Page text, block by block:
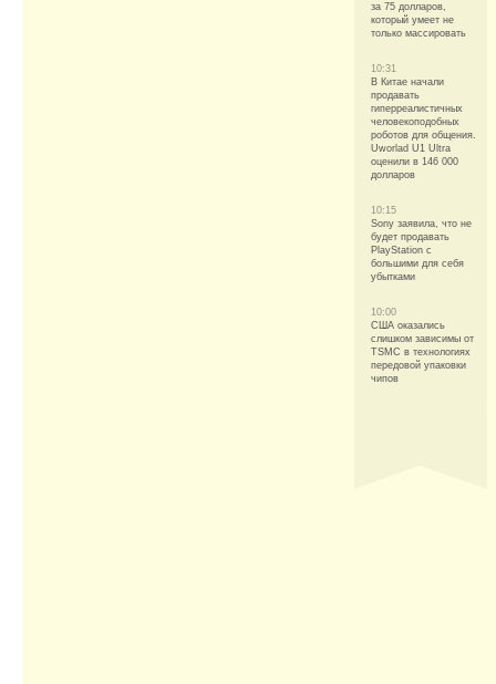
за 75 долларов,
который умеет не
только массировать
10:31
В Китае начали
продавать
гиперреалистичных
человекоподобных
роботов для общения.
Uworlad U1 Ultra
оценили в 146 000
долларов
10:15
Sony заявила, что не
будет продавать
PlayStation с
большими для себя
убытками
10:00
США оказались
слишком зависимы от
TSMC в технологиях
передовой упаковки
чипов